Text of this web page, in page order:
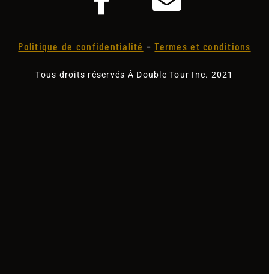
Politique de confidentialité –Termes et conditions
Tous droits réservés À Double Tour Inc. 2021